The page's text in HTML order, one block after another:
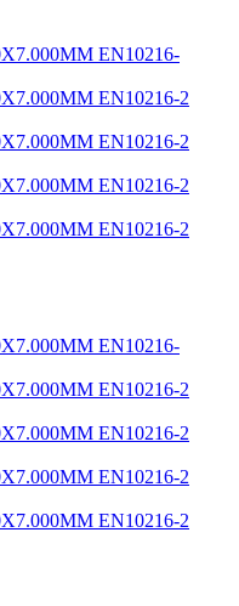
EN10216-
EN10216-2
EN10216-2
EN10216-2
EN10216-2
EN10216-
EN10216-2
EN10216-2
EN10216-2
EN10216-2